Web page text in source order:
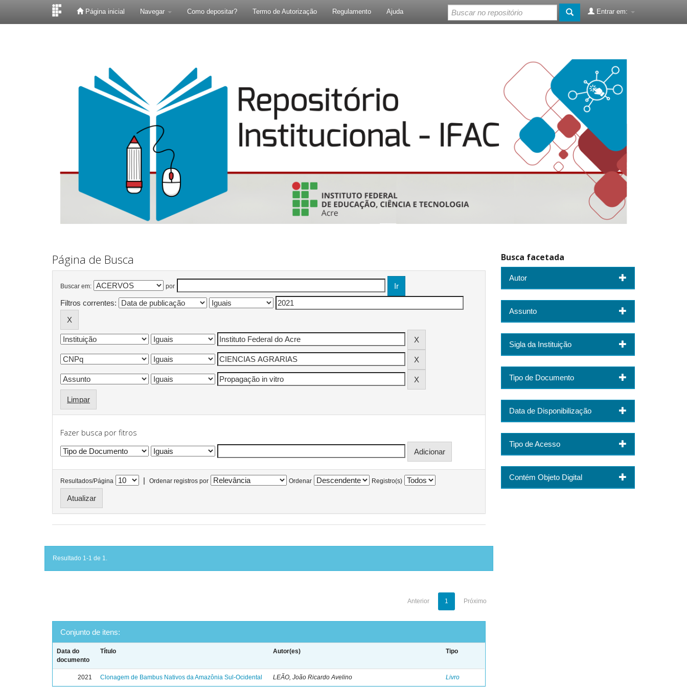
Página inicial Navegar Como depositar? Termo de Autorização Regulamento Ajuda Entrar em:
Página de Busca
Buscar em: por
Filtros correntes:
Limpar
Fazer busca por fitros
Resultados/Página | Ordenar registros por Ordenar Registro(s)
Resultado 1-1 de 1.
Anterior 1 Próximo
Conjunto de itens:
Data do
documento
Título Autor(es) Tipo
2021 Clonagem de Bambus Nativos da Amazônia Sul-Ocidental LEÃO, João Ricardo Avelino Livro
Busca facetada
Autor
Assunto
Sigla da Instituição
Tipo de Documento
Data de Disponibilização
Tipo de Acesso
Contém Objeto Digital